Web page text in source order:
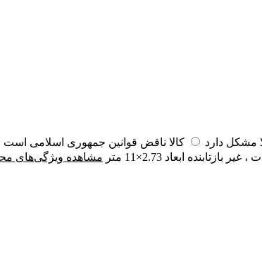
مشکل دارد کالا ناقض قوانین جمهوری اسلامی است
، غیر بازتابنده ابعاد 2.73×11 متر مشاهده ویژگی‌های